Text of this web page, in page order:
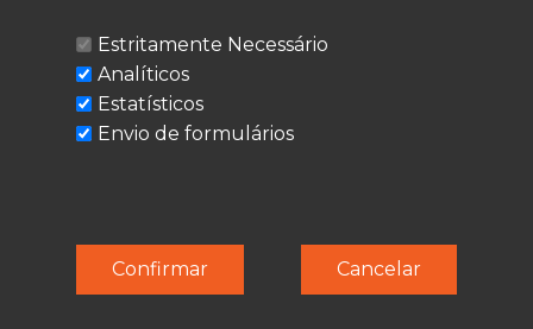
Política de Privacidade
Termos de Utilização
Cookies
© Techolder. Todos os direitos reservados.
SmashLine
Estritamente Necessário
Analíticos
Estatísticos
Envio de formulários
Cancelar
Confirmar